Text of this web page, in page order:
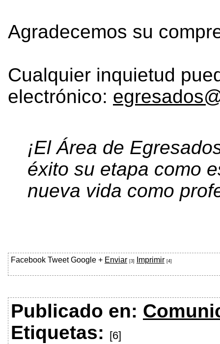
Agradecemos su
Cualquier inquietud
electrónico:
¡El Área de
éxito su etapa como
nueva vida como
Facebook Tweet Google + Enviar [3] Imprimir [4]
Publicado en:
Etiquetas: [6]